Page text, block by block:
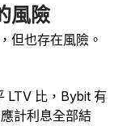
風險
但也存在風險。
LTV 比，Bybit 有
計利息全部結